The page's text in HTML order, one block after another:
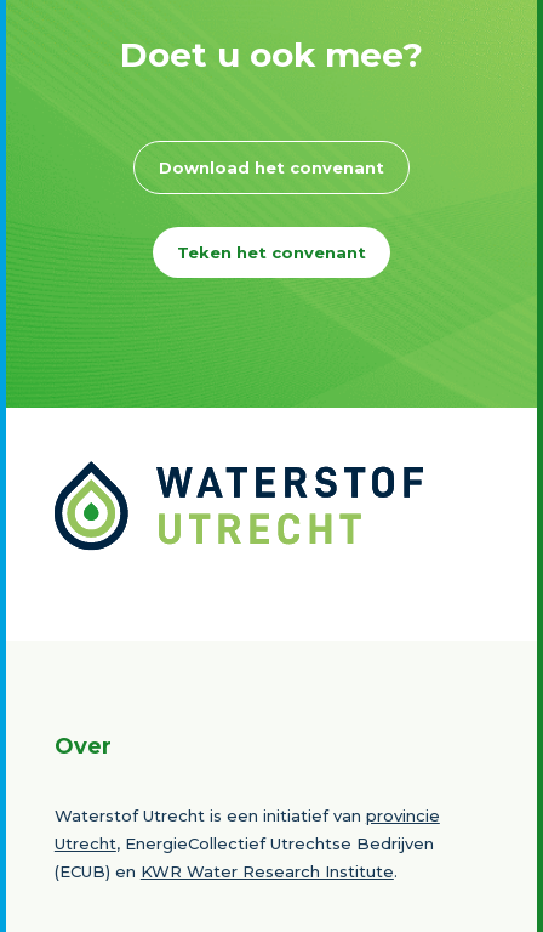
Doet u ook mee?
Download het convenant
Teken het convenant
Over
Waterstof Utrecht is een initiatief van provincie
Utrecht, EnergieCollectief Utrechtse Bedrijven
(ECUB) en KWR Water Research Institute.